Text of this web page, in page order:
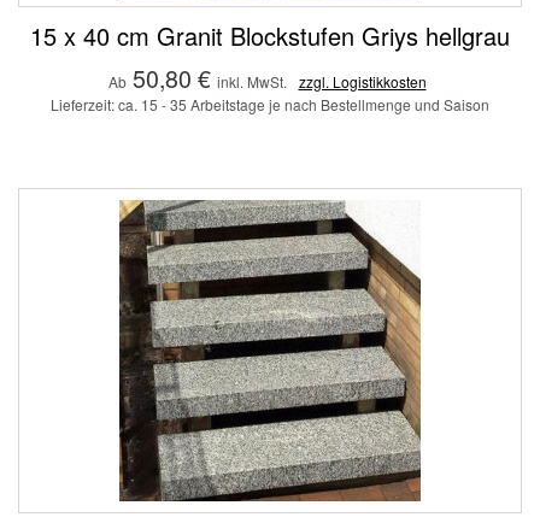
15 x 40 cm Granit Blockstufen Griys hellgrau
Ab 50,80 € inkl. MwSt.
zzgl. Logistikkosten
Lieferzeit: ca. 15 - 35 Arbeitstage je nach Bestellmenge und Saison